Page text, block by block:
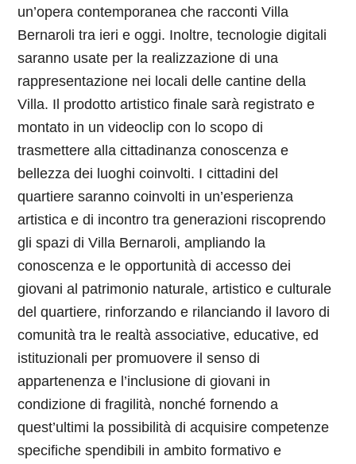
un’opera contemporanea che racconti Villa
Bernaroli tra ieri e oggi. Inoltre, tecnologie digitali
saranno usate per la realizzazione di una
rappresentazione nei locali delle cantine della
Villa. Il prodotto artistico finale sarà registrato e
montato in un videoclip con lo scopo di
trasmettere alla cittadinanza conoscenza e
bellezza dei luoghi coinvolti. I cittadini del
quartiere saranno coinvolti in un’esperienza
artistica e di incontro tra generazioni riscoprendo
gli spazi di Villa Bernaroli, ampliando la
conoscenza e le opportunità di accesso dei
giovani al patrimonio naturale, artistico e culturale
del quartiere, rinforzando e rilanciando il lavoro di
comunità tra le realtà associative, educative, ed
istituzionali per promuovere il senso di
appartenenza e l’inclusione di giovani in
condizione di fragilità, nonché fornendo a
quest’ultimi la possibilità di acquisire competenze
specifiche spendibili in ambito formativo e